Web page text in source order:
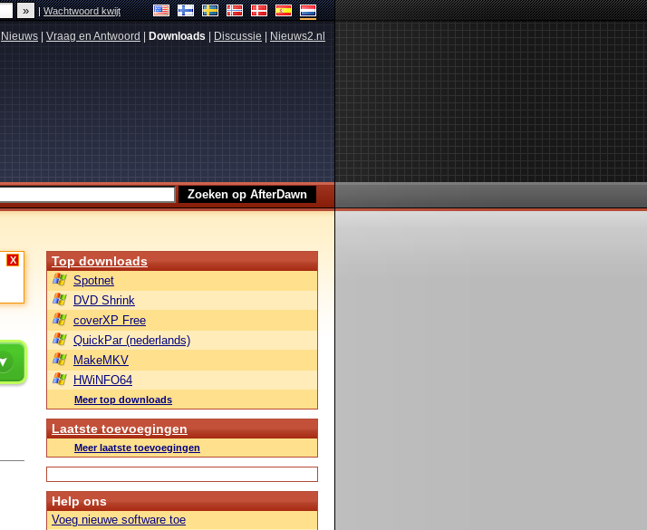
|Wachtwoord kwijt
Nieuws Vraag en Antwoord Downloads Discussie Nieuws2.nl
X Top downloads
Spotnet
DVD Shrink
coverXP Free
QuickPar (nederlands)
MakeMKV
HWiNFO64
Meer top downloads
Laatste toevoegingen
Meer laatste toevoegingen
Help ons
Voeg nieuwe software toe